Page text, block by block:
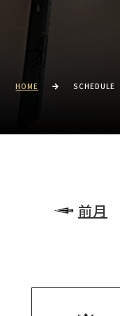
HOME SCHEDULE
前月